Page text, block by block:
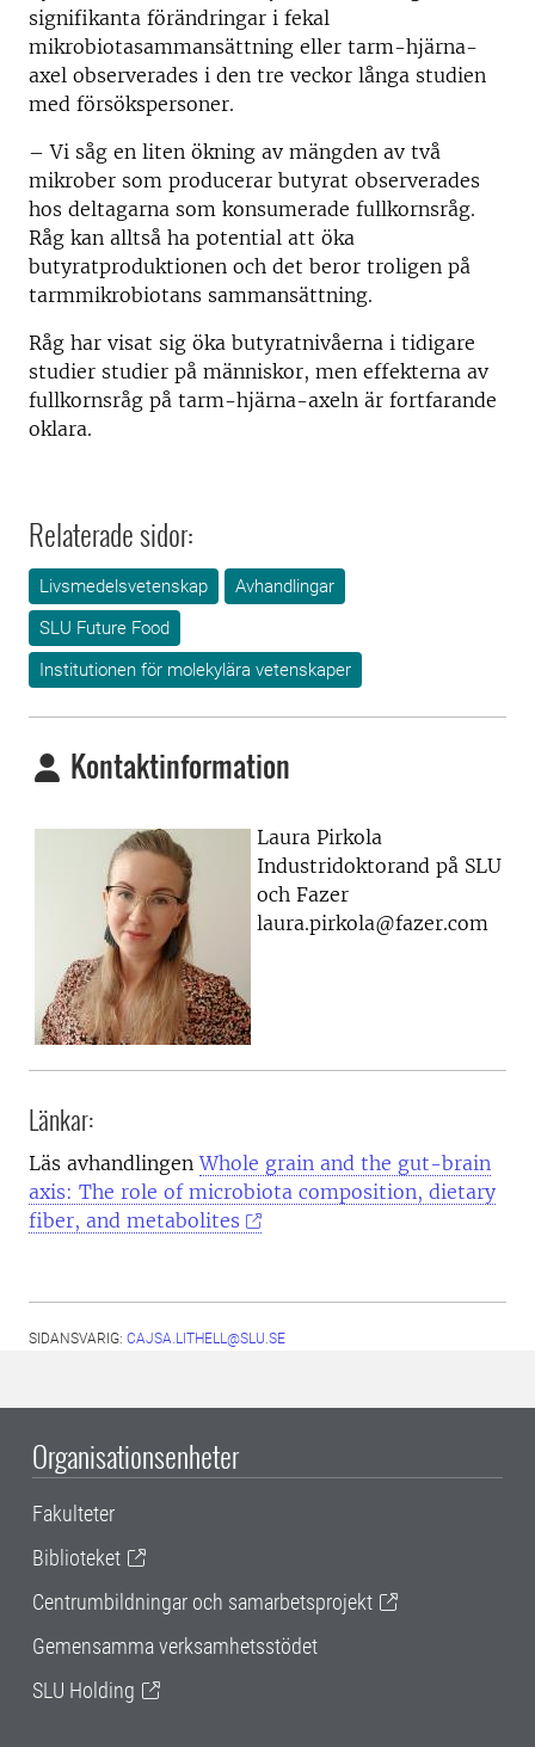
signifikanta förändringar i fekal
mikrobiotasammansättning eller tarm-hjärna-
axel observerades i den tre veckor långa studien
med försökspersoner.
– Vi såg en liten ökning av mängden av två
mikrober som producerar butyrat observerades
hos deltagarna som konsumerade fullkornsråg.
Råg kan alltså ha potential att öka
butyratproduktionen och det beror troligen på
tarmmikrobiotans sammansättning.
Råg har visat sig öka butyratnivåerna i tidigare
studier studier på människor, men effekterna av
fullkornsråg på tarm-hjärna-axeln är fortfarande
oklara.
Relaterade sidor:
Livsmedelsvetenskap
Avhandlingar
SLU Future Food
Institutionen för molekylära vetenskaper
Kontaktinformation
Laura Pirkola
Industridoktorand på SLU
och Fazer
laura.pirkola@fazer.com
Länkar:
Läs avhandlingenWhole grain and the gut-brain
axis: The role of microbiota composition, dietary
fiber, and metabolites
SIDANSVARIG: CAJSA.LITHELL@SLU.SE
Organisationsenheter
Fakulteter
Biblioteket
Centrumbildningar och samarbetsprojekt
Gemensamma verksamhetsstödet
SLU Holding